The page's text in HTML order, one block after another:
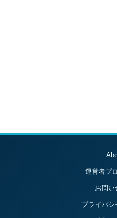
運営者プ
お問い
プライバシ